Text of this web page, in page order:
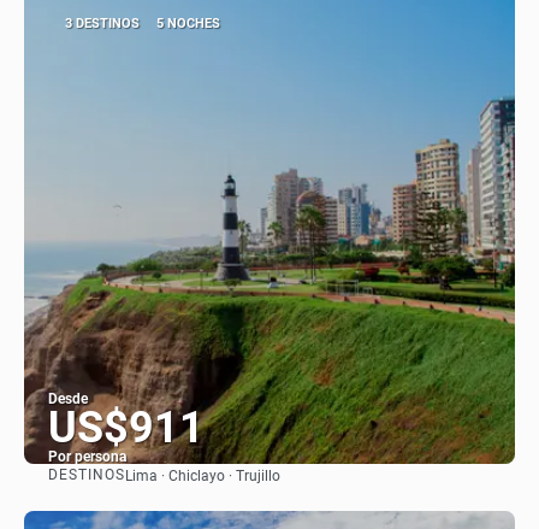
3 DESTINOS 5 NOCHES
Desde
US$911
Por persona
Ver
DESTINOSLima · Chiclayo · Trujillo